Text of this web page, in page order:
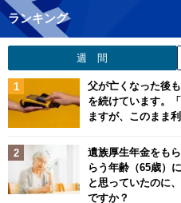
ランキング
週 間
父が亡くなった後
を続けています。
ますが、このまま
遺族厚生年金をも
らう年齢（65歳）
と思っていたのに
ですか？